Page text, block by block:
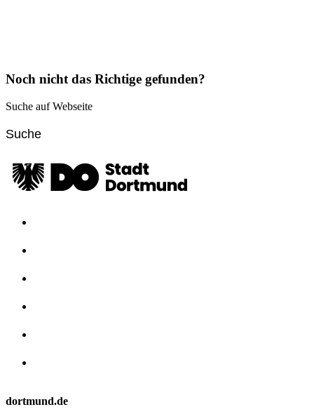
Noch nicht das Richtige gefunden?
Suche auf Webseite
dortmund.de